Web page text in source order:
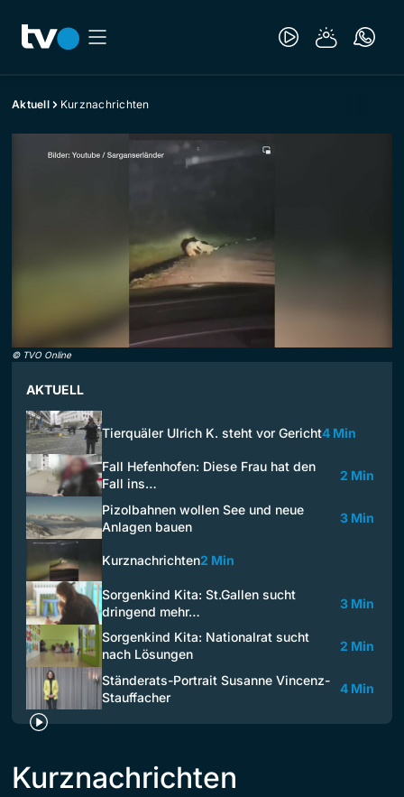
Aktuell Kurznachrichten
© TVO Online
AKTUELL
Tierquäler Ulrich K. steht vor Gericht4 Min
Fall Hefenhofen: Diese Frau hat den
Fall ins…
2 Min
Pizolbahnen wollen See und neue
Anlagen bauen
3 Min
Kurznachrichten2 Min
Sorgenkind Kita: St.Gallen sucht
dringend mehr…
3 Min
Sorgenkind Kita: Nationalrat sucht
nach Lösungen
2 Min
Ständerats-Portrait Susanne Vincenz-
Stauffacher
4 Min
Kurznachrichten